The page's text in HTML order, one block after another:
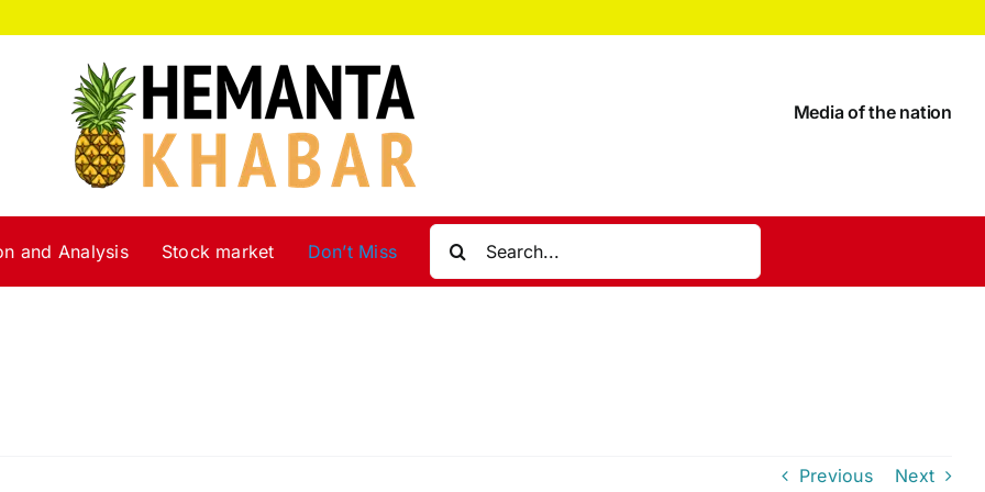
Media of the nation
and Analysis Stock market Don’t Miss
Previous Next